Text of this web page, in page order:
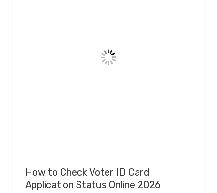
How to Check Voter ID Card
Application Status Online 2026